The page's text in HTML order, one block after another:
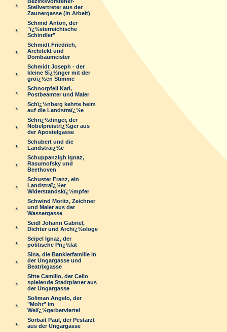
Stellvertreter aus der
Zaunergasse (in Arbeit)
Schmid Anton, der
"ï¿½sterreichische
Schindler"
Schmidt Friedrich,
Architekt und
Dombaumeister
Schmidt Joseph - der
kleine Sï¿½nger mit der
groï¿½en Stimme
Schnorpfeil Karl,
Postbeamter und Maler
Schï¿½nberg kehrte heim
auf die Landstraï¿½e
Schrï¿½dinger, der
Nobelpreistrï¿½ger aus
der Apostelgasse
Schubert und die
Landstraï¿½e
Schuppanzigh Ignaz,
Rasumofsky und
Beethoven
Schuster Franz, ein
Landstraï¿½er
Widerstandskï¿½mpfer
Schwind Moritz, Zeichner
und Maler aus der
Wassergasse
Seidl Johann Gabriel,
Dichter und Archï¿½ologe
Seipel Ignaz, der
politische Prï¿½lat
Sina, die Bankierfamilie in
der Ungargasse und
Beatrixgasse
Sitte Camillo, der Cello
spielende Stadtplaner aus
der Ungargasse
Soliman Angelo, der
"Mohr" im
Weiï¿½gerberviertel
Sorbait Paul, der Pestarzt
aus der Ungargasse